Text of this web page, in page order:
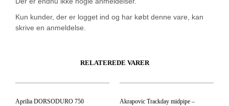
Kun kunder, der er logget ind og har købt denne vare, kan
skrive en anmeldelse.
RELATEREDE VARER
Aprilia DORSODURO 750
Akrapovic Trackday midpipe –